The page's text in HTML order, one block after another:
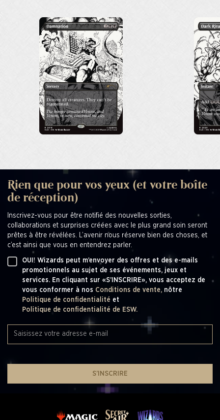
Rien que pour vos yeux (et votre boîte
de réception)
Inscrivez-vous pour être notifié des nouvelles sorties,
collaborations et surprises créées avec le plus grand soin seront
prêtes à être révélées. L’avenir nous réserve bien des choses, et
c’est ainsi que vous en entendrez parler.
OUI! Wizards peut m’envoyer des offres et des e-mails
promotionnels au sujet de ses événements, jeux et
services. En cliquant sur «S’INSCRIRE», vous acceptez de
vous conformer à nos Conditions de vente, nôtre
Politique de confidentialité et
Politique de confidentialité de ESW.
S’INSCRIRE